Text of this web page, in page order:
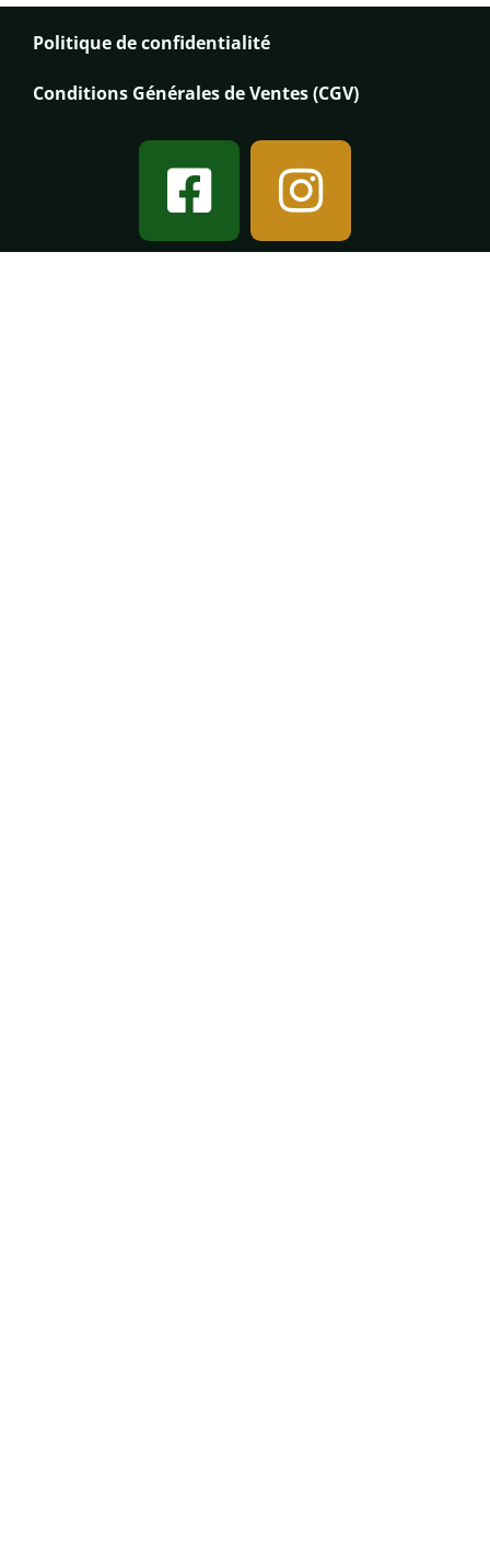
Politique de confidentialité
Conditions Générales de Ventes (CGV)